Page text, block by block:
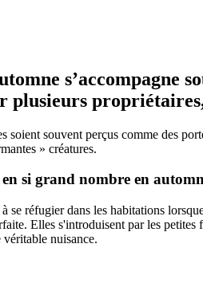
s’accompagne
plusieurs
soient souvent perçus comme des
» créatures.
si grand nombre en
se réfugier dans les habitations
Elles s'introduisent par les
nuisance.